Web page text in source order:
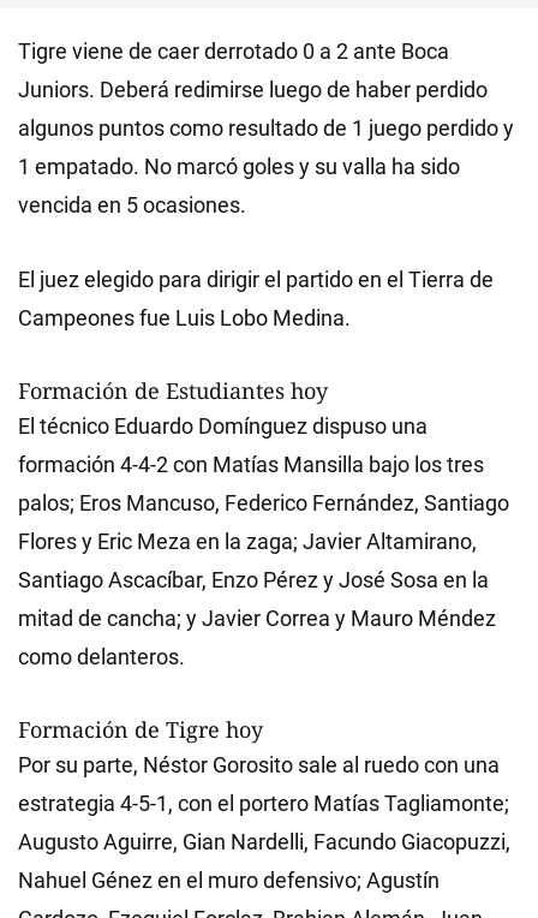
Tigre viene de caer derrotado 0 a 2 ante Boca
Juniors. Deberá redimirse luego de haber perdido
algunos puntos como resultado de 1 juego perdido y
1 empatado. No marcó goles y su valla ha sido
vencida en 5 ocasiones.
El juez elegido para dirigir el partido en el Tierra de
Campeones fue Luis Lobo Medina.
Formación de Estudiantes hoy
El técnico Eduardo Domínguez dispuso una
formación 4-4-2 con Matías Mansilla bajo los tres
palos; Eros Mancuso, Federico Fernández, Santiago
Flores y Eric Meza en la zaga; Javier Altamirano,
Santiago Ascacíbar, Enzo Pérez y José Sosa en la
mitad de cancha; y Javier Correa y Mauro Méndez
como delanteros.
Formación de Tigre hoy
Por su parte, Néstor Gorosito sale al ruedo con una
estrategia 4-5-1, con el portero Matías Tagliamonte;
Augusto Aguirre, Gian Nardelli, Facundo Giacopuzzi,
Nahuel Génez en el muro defensivo; Agustín